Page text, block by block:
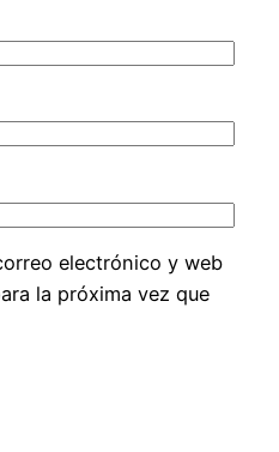
electrónico y web
la próxima vez que